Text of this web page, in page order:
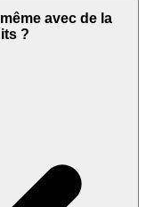
avec de la
?